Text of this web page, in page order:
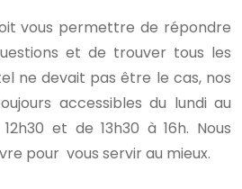
vous permettre de répondre
et de trouver tous les
ne devait pas être le cas, nos
accessibles du lundi au
et de 13h30 à 16h. Nous
pour vous servir au mieux.